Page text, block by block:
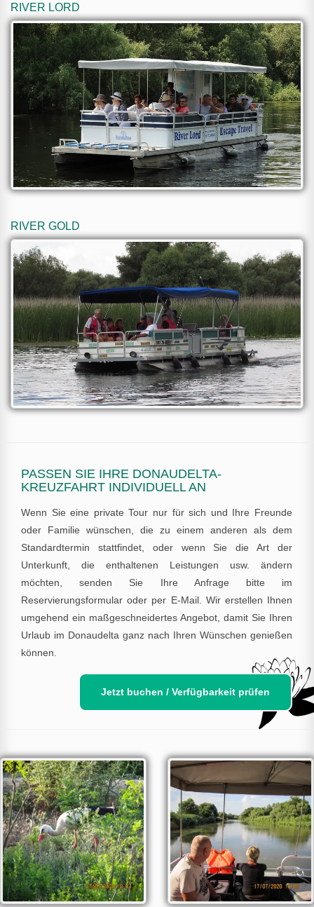
RIVER LORD
RIVER GOLD
PASSEN SIE IHRE DONAUDELTA-
KREUZFAHRT INDIVIDUELL AN
Wenn Sie eine private Tour nur für sich und Ihre Freunde
oder Familie wünschen, die zu einem anderen als dem
Standardtermin stattfindet, oder wenn Sie die Art der
Unterkunft, die enthaltenen Leistungen usw. ändern
möchten, senden Sie Ihre Anfrage bitte im
Reservierungsformular oder per E-Mail. Wir erstellen Ihnen
umgehend ein maßgeschneidertes Angebot, damit Sie Ihren
Urlaub im Donaudelta ganz nach Ihren Wünschen genießen
können.
Jetzt buchen / Verfügbarkeit prüfen